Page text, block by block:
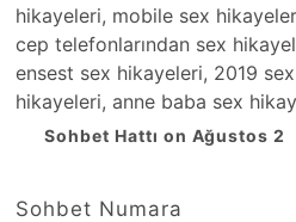
hikayeleri, mobile sex
cep telefonlarından sex
ensest sex hikayeleri, 2019
hikayeleri, anne baba sex
Sohbet Hattı on Ağustos 2
Sohbet Numara